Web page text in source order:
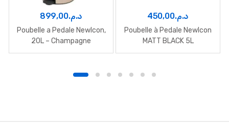
د.م.899,00
Poubelle a Pedale Newlcon,
20L – Champagne
BRABANTIA
د.م.450,00
Poubelle à Pedale NewIcon
MATT BLACK 5L
BRABANTIA